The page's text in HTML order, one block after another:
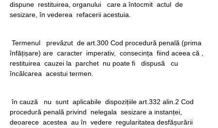
dispune restituirea, organului care a întocmit actul de
sesizare, în vederea refacerii acestuia.
Termenul prevăzut de art.300 Cod procedură penală (prima
înfățișare) are caracter imperativ, consecința fiind aceea că ,
restituirea cauzei la parchet nu poate fi dispusă cu
încălcarea acestui termen.
în cauză nu sunt aplicabile dispozițiile art.332 alin.2 Cod
procedură penală privind nelegala sesizare a instanței,
deoarece acestea au în vedere regularitatea desfășurării